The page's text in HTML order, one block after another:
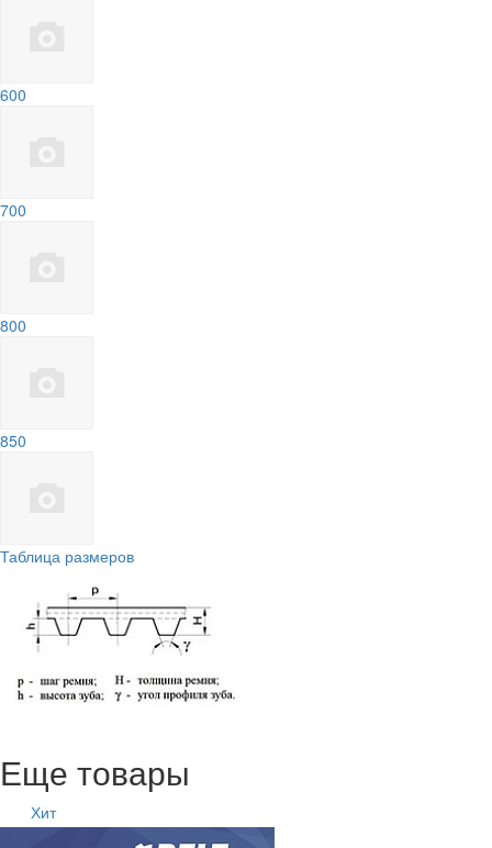
600
700
800
850
Таблица размеров
Еще товары
Хит